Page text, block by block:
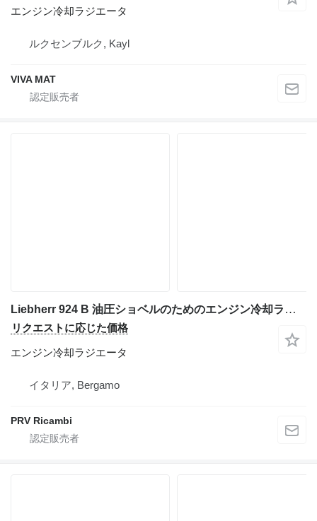
エンジン冷却ラジエータ
ルクセンブルク, Kayl
VIVA MAT
Liebherr 924 B 油圧ショベルのためのエンジン冷却ラジエータ
リクエストに応じた価格
エンジン冷却ラジエータ
イタリア, Bergamo
PRV Ricambi